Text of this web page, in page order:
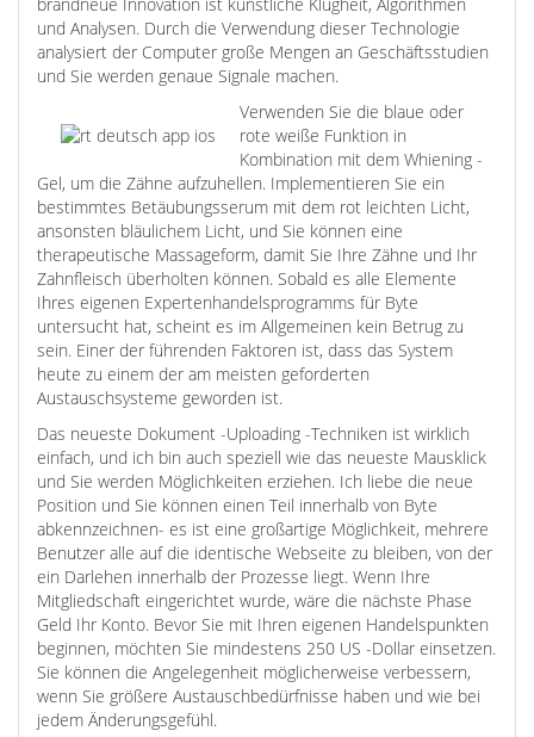
und Analysen. Durch die Verwendung dieser Technologie
analysiert der Computer große Mengen an Geschäftsstudien
und Sie werden genaue Signale machen.
Verwenden Sie die blaue oder
rote weiße Funktion in
Kombination mit dem Whiening -
Gel, um die Zähne aufzuhellen. Implementieren Sie ein
bestimmtes Betäubungsserum mit dem rot leichten Licht,
ansonsten bläulichem Licht, und Sie können eine
therapeutische Massageform, damit Sie Ihre Zähne und Ihr
Zahnfleisch überholten können. Sobald es alle Elemente
Ihres eigenen Expertenhandelsprogramms für Byte
untersucht hat, scheint es im Allgemeinen kein Betrug zu
sein. Einer der führenden Faktoren ist, dass das System
heute zu einem der am meisten geforderten
Austauschsysteme geworden ist.
Das neueste Dokument -Uploading -Techniken ist wirklich
einfach, und ich bin auch speziell wie das neueste Mausklick
und Sie werden Möglichkeiten erziehen. Ich liebe die neue
Position und Sie können einen Teil innerhalb von Byte
abkennzeichnen- es ist eine großartige Möglichkeit, mehrere
Benutzer alle auf die identische Webseite zu bleiben, von der
ein Darlehen innerhalb der Prozesse liegt. Wenn Ihre
Mitgliedschaft eingerichtet wurde, wäre die nächste Phase
Geld Ihr Konto. Bevor Sie mit Ihren eigenen Handelspunkten
beginnen, möchten Sie mindestens 250 US -Dollar einsetzen.
Sie können die Angelegenheit möglicherweise verbessern,
wenn Sie größere Austauschbedürfnisse haben und wie bei
jedem Änderungsgefühl.